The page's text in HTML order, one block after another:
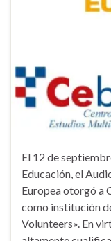
El 12 de
Educación, el
Europea otorgó a
como institución
Volunteers». En